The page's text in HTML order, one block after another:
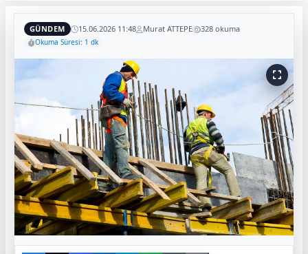
GÜNDEM 15.06.2026 11:48 Murat ATTEPE 328 okuma
Okuma Süresi: 1 dk